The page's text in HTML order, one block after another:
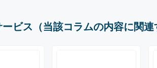
ビス（当該コラムの内容に関連